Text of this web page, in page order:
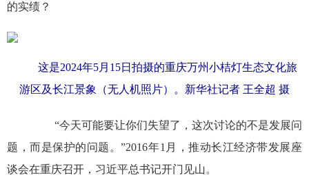
的实绩？
这是2024年5月15日拍摄的重庆万州小桔灯生态文化旅
游区及长江景象（无人机照片）。新华社记者 王全超 摄
“今天可能要让你们失望了，这次讨论的不是发展问
题，而是保护的问题。”2016年1月，推动长江经济带发展座
谈会在重庆召开，习近平总书记开门见山。